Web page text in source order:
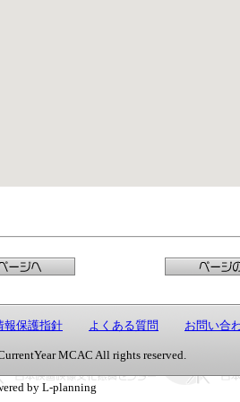
報保護指針 よくある質問 お問い合
MCAC All rights reserved.
by L-planning